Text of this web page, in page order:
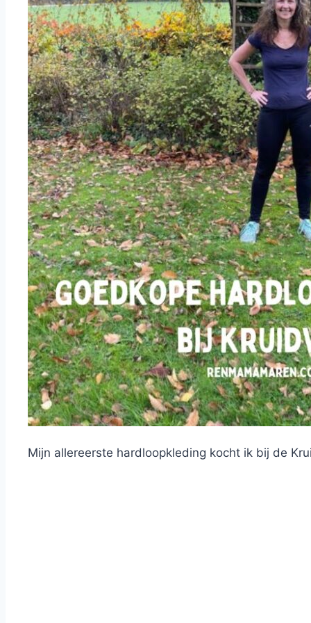
Mijn allereerste hardloopkleding kocht ik bij de